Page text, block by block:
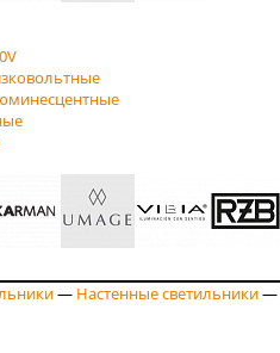
— Настенные светильники—